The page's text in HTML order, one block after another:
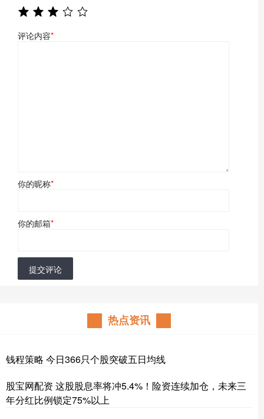
评论内容*
你的昵称*
你的邮箱*
提交评论
热点资讯
钱程策略 今日366只个股突破五日均线
股宝网配资 这股股息率将冲5.4%！险资连续加仓，未来三
年分红比例锁定75%以上